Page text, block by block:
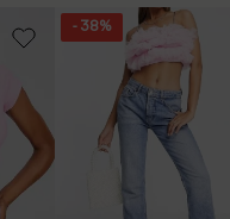
- 38%